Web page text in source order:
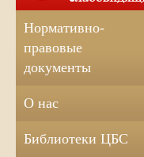
Нормативно-
правовые
документы
О нас
Библиотеки ЦБС